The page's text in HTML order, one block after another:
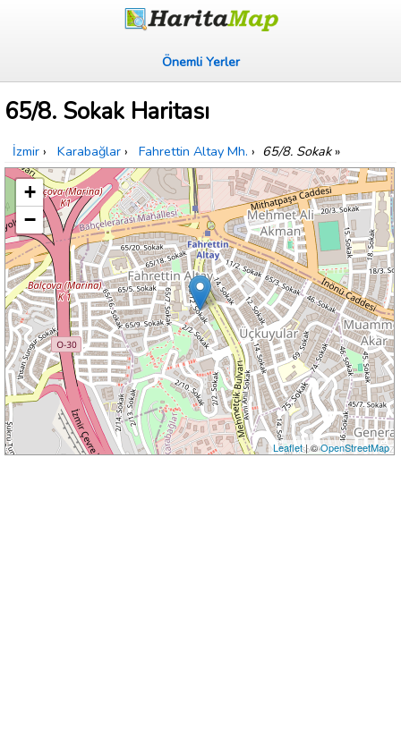
Önemli Yerler
65/8. Sokak Haritası
İzmir › Karabağlar › Fahrettin Altay Mh. › 65/8. Sokak»
+
−
Leaflet| ©OpenStreetMap